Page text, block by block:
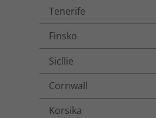
Tenerife
Finsko
Sicílie
Cornwall
Korsika